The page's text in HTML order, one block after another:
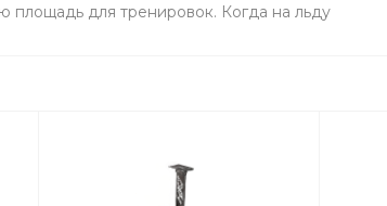
площадь для тренировок. Когда на льду